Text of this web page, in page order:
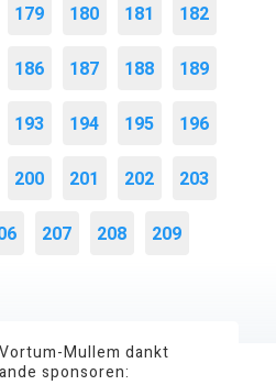
179 180 181 182
186 187 188 189
193 194 195 196
200 201 202 203
207 208 209
Mullem dankt
sponsoren: